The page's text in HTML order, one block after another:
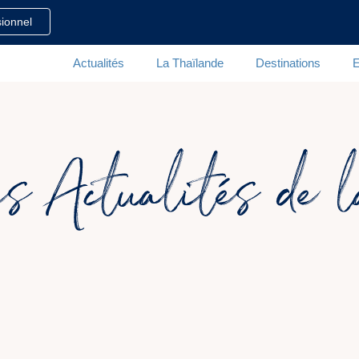
Actualités La Thaïlande Destinations
Actualités